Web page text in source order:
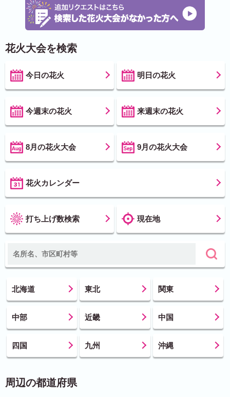
花火大会を検索
今日の花火 明日の花火
今週末の花火 来週末の花火
8月の花火大会 9月の花火大会
花火カレンダー
打ち上げ数検索 現在地
北海道 東北 関東
中部 近畿 中国
四国 九州 沖縄
周辺の都道府県